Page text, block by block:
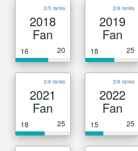
2/5 ranks
2018
Fan
16 20
2/6 ranks
2019
Fan
18 25
2/6 ranks
2021
Fan
18 25
2/6 ranks
2022
Fan
15 25